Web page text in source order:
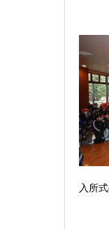
入所